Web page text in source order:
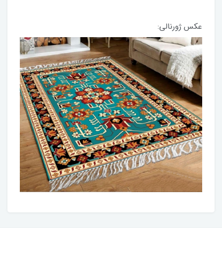
عکس ژورنالی: